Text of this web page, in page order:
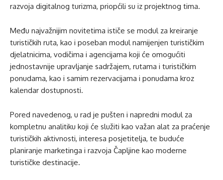
razvoja digitalnog turizma, priopćili su iz projektnog tima.
Među najvažnijim novitetima ističe se modul za kreiranje
turističkih ruta, kao i poseban modul namijenjen turističkim
djelatnicima, vodičima i agencijama koji će omogućiti
jednostavnije upravljanje sadržajem, rutama i turističkim
ponudama, kao i samim rezervacijama i ponudama kroz
kalendar dostupnosti.
Pored navedenog, u rad je pušten i napredni modul za
kompletnu analitiku koji će služiti kao važan alat za praćenje
turističkih aktivnosti, interesa posjetitelja, te buduće
planiranje marketinga i razvoja Čapljine kao moderne
turističke destinacije.